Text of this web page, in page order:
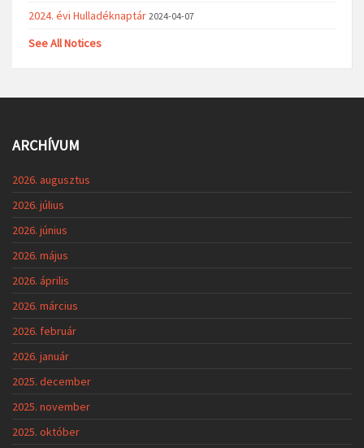
2024. évi Hulladéknaptár 2024-04-07
See All Notices
ARCHÍVUM
2026. augusztus
2026. július
2026. június
2026. május
2026. április
2026. március
2026. február
2026. január
2025. december
2025. november
2025. október